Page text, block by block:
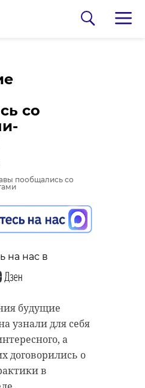
со
на нас в
будущие
узнали для себя
а
договорились о
в
кладбище
города